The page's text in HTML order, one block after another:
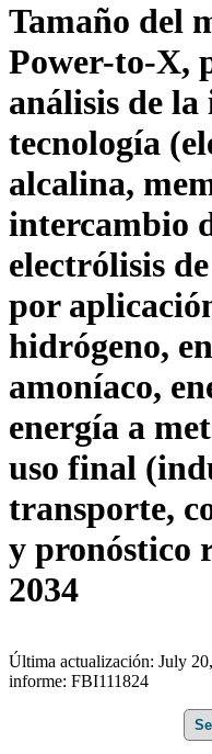
Tamaño del
Power-to-X,
análisis de
tecnología
alcalina,
intercambio
electrólisis
por
hidrógeno,
amoníaco,
energía a
uso final
transporte,
y pronóstico
2034
Última actualización: July
informe: FBI111824